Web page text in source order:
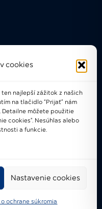
cookies
najlepší zážitok z našich
na tlačidlo “Prijať” nám
Detailne môžete použitie
cookies". Nesúhlas alebo
a funkcie.
Nastavenie cookies
ochrane súkromia